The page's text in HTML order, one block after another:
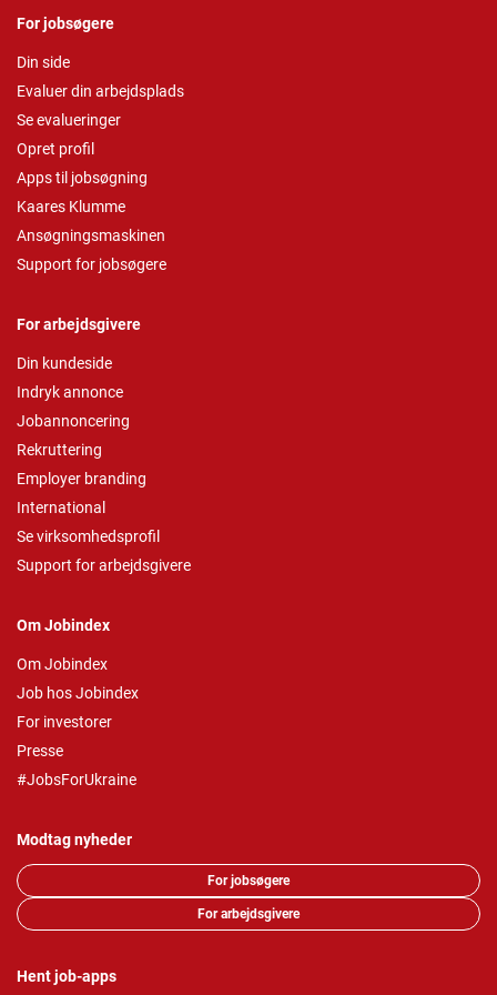
For jobsøgere
Din side
Evaluer din arbejdsplads
Se evalueringer
Opret profil
Apps til jobsøgning
Kaares Klumme
Ansøgningsmaskinen
Support for jobsøgere
For arbejdsgivere
Din kundeside
Indryk annonce
Jobannoncering
Rekruttering
Employer branding
International
Se virksomhedsprofil
Support for arbejdsgivere
Om Jobindex
Om Jobindex
Job hos Jobindex
For investorer
Presse
#JobsForUkraine
Modtag nyheder
For jobsøgere
For arbejdsgivere
Hent job-apps